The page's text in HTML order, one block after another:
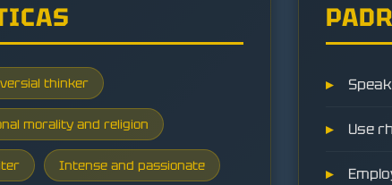
thinker
morality and religion
Intense and passionate
Use